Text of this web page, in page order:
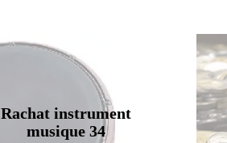
Rachat instrument
musique 34